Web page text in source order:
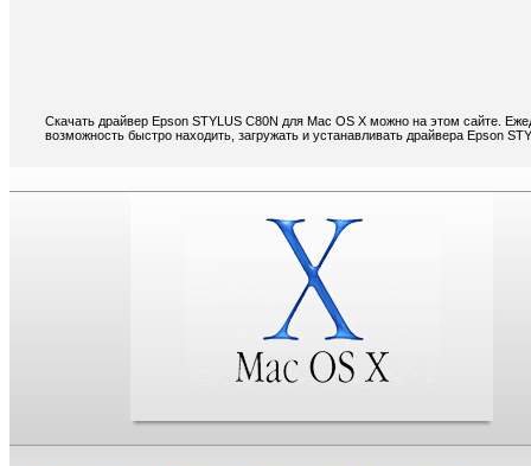
Скачать драйвер Epson STYLUS C80N для Mac OS X можно на этом сайте.
возможность быстро находить, загружать и устанавливать драйвера Epson